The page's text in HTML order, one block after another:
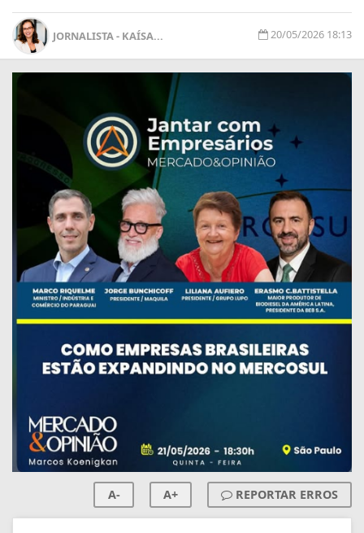
JORNALISTA - KAÍSA... 20/05/2026 18:13
A- A+ REPORTAR ERROS